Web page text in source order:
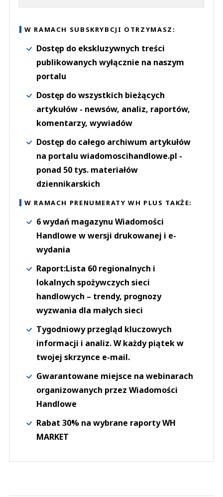
W RAMACH SUBSKRYBCJI OTRZYMASZ:
Dostęp do ekskluzywnych treści
publikowanych wyłącznie na naszym
portalu
Dostęp do wszystkich bieżących
artykułów - newsów, analiz, raportów,
komentarzy, wywiadów
Dostęp do całego archiwum artykułów
na portalu wiadomoscihandlowe.pl -
ponad 50 tys. materiałów
dziennikarskich
W RAMACH PRENUMERATY WH PLUS TAKŻE:
6 wydań magazynu Wiadomości
Handlowe w wersji drukowanej i e-
wydania
Raport:Lista 60 regionalnych i
lokalnych spożywczych sieci
handlowych – trendy, prognozy
wyzwania dla małych sieci
Tygodniowy przegląd kluczowych
informacji i analiz. W każdy piątek w
twojej skrzynce e-mail.
Gwarantowane miejsce na webinarach
organizowanych przez Wiadomości
Handlowe
Rabat 30% na wybrane raporty WH
MARKET